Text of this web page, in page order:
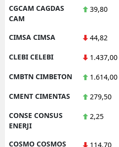
CGCAM CAGDAS
CAM
39,80
CIMSA CIMSA 44,82
CLEBI CELEBI 1.437,00
CMBTN CIMBETON 1.614,00
CMENT CIMENTAS 279,50
CONSE CONSUS
ENERJI
2,25
COSMO COSMOS
114,70